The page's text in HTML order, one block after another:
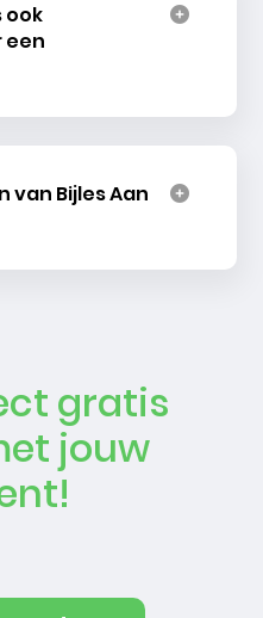
ook
een
van Bijles Aan
gratis
jouw